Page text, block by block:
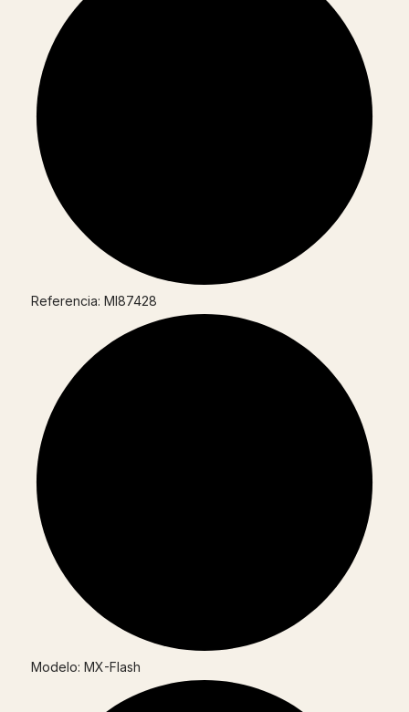
Referencia: MI87428
Modelo: MX-Flash